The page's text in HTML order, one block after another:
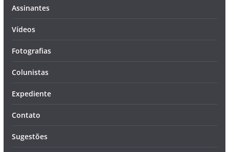
Assinantes
Vídeos
Fotografias
Colunistas
Expediente
Contato
Sugestões